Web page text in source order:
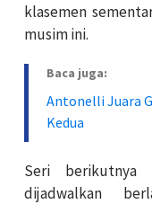
klasemen
musim ini.
Baca juga:
Antonelli Juara
Kedua
Seri berikutnya
dijadwalkan